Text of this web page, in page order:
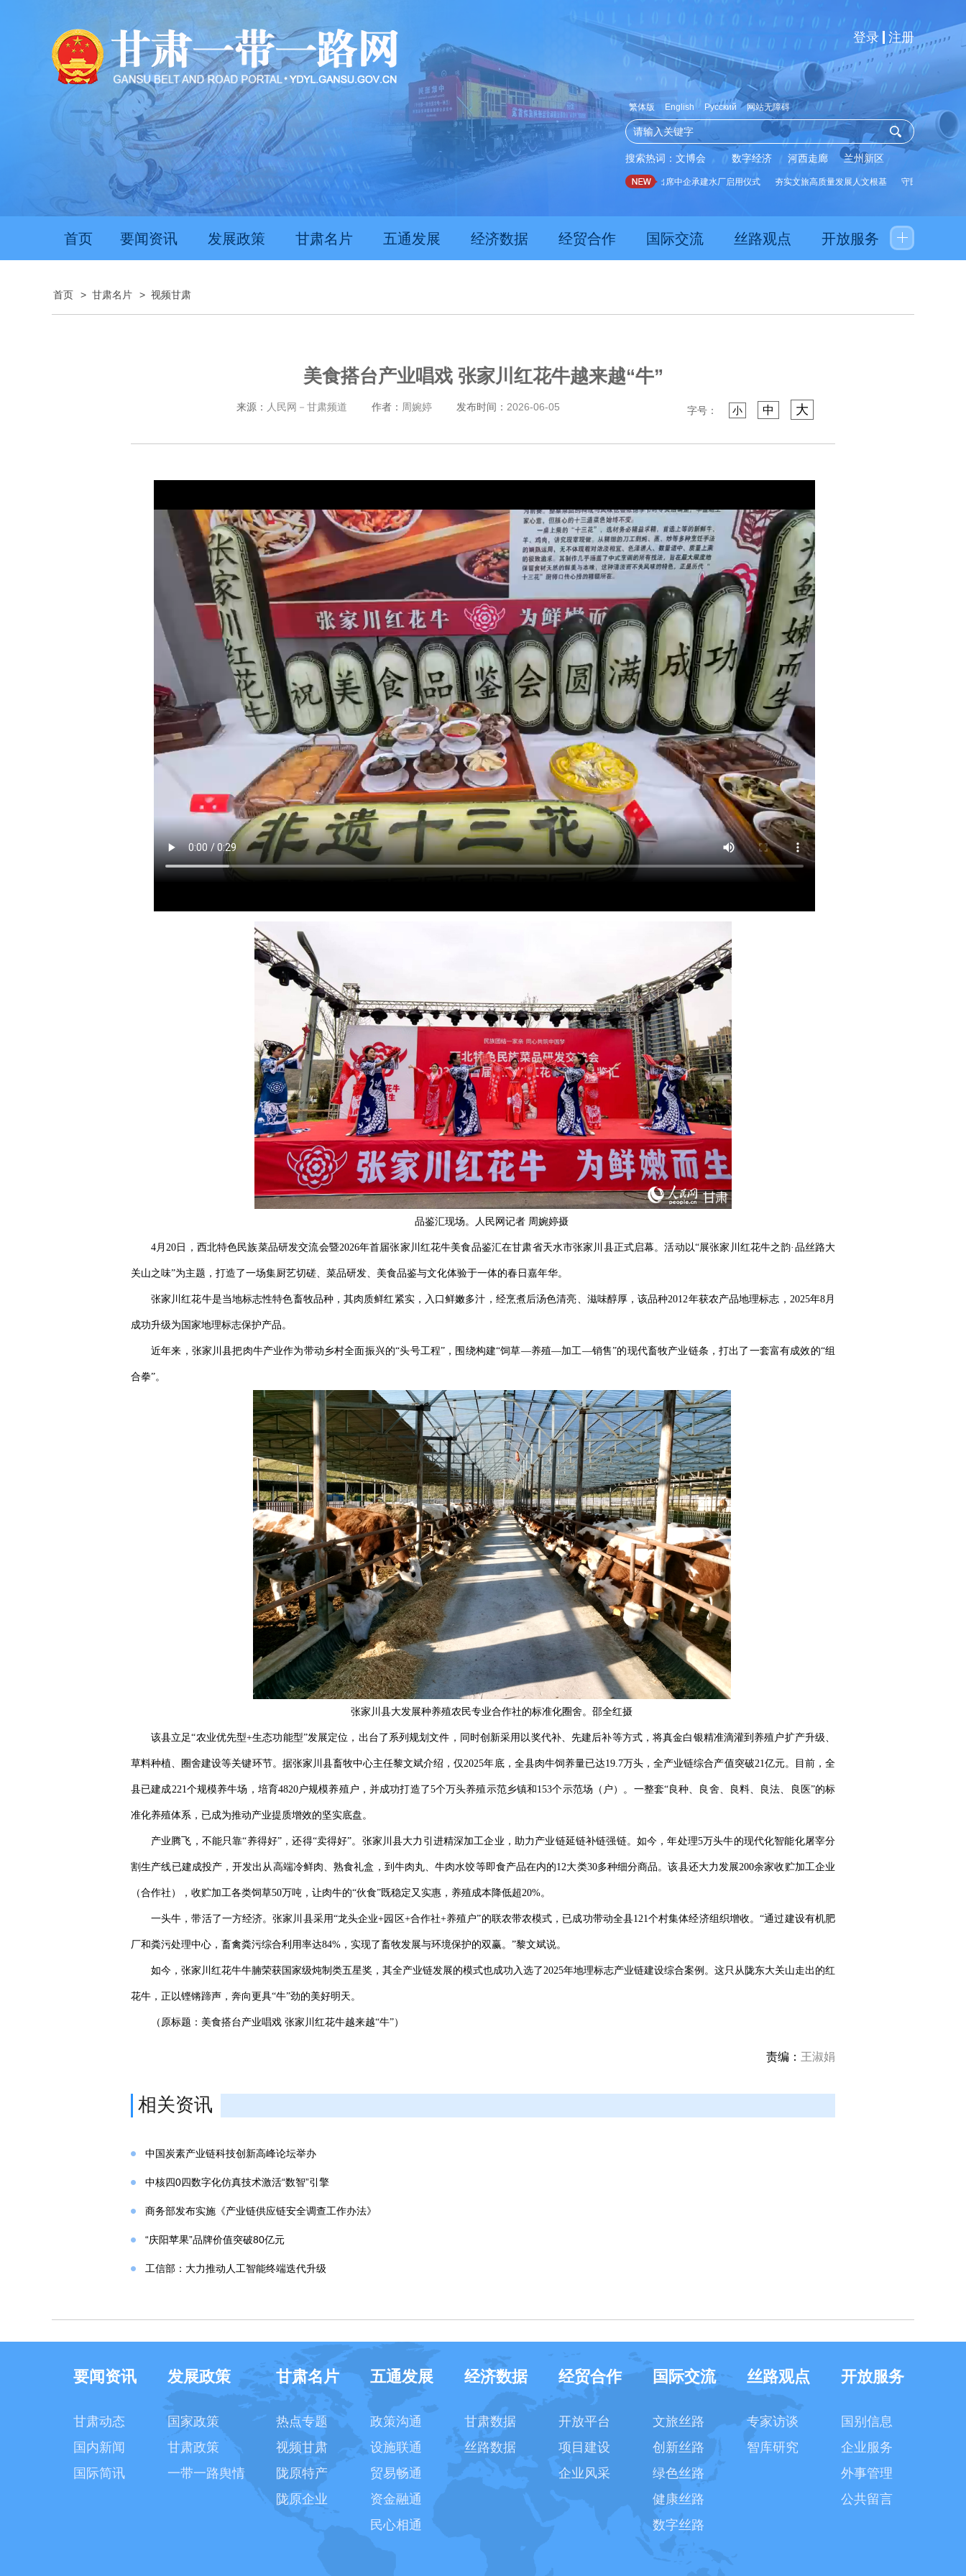
登录 注册
繁体版 English Русский 网站无障碍
搜索热词： 文博会 数字经济 河西走廊 兰州新区
推动经济持续向新向优向好发展 甘肃上半年新质生产力发展数据亮眼 刚果（金）总统出席中企承建水厂启用仪式 夯实文旅高质量发展人文根基 守民生有温度 护平安
首页 要闻资讯 发展政策 甘肃名片 五通发展 经济数据 经贸合作 国际交流 丝路观点 开放服务
首页 > 甘肃名片 > 视频甘肃
美食搭台产业唱戏 张家川红花牛越来越“牛”
来源： 人民网－甘肃频道 作者： 周婉婷 发布时间： 2026-06-05 字号： 小 中 大
品鉴汇现场。人民网记者 周婉婷摄
4月20日，西北特色民族菜品研发交流会暨2026年首届张家川红花牛美食品鉴汇‌在甘肃省天水市张家川县正式启幕。活动以“展张家川红花牛之韵·品丝路大
关山之味”为主题，打造了一场集厨艺切磋、菜品研发、美食品鉴与文化体验于一体的春日嘉年华。
张家川红花牛是当地标志性特色畜牧品种，其肉质鲜红紧实，入口鲜嫩多汁，经烹煮后汤色清亮、滋味醇厚，该品种2012年获农产品地理标志，2025年8月
成功‌升级为国家地理标志保护产品‌。
近年来，张家川县把肉牛产业作为带动乡村全面振兴的“头号工程”，围绕构建“饲草—养殖—加工—销售”的现代畜牧产业链条，打出了一套富有成效的“组
合拳”。
张家川县大发展种养殖农民专业合作社的标准化圈舍。邵全红摄
该县立足‌“农业优先型+生态功能型”发展定位，出台了系列规划文件，同时创新采用‌以奖代补、先建后补‌等方式，将真金白银精准滴灌到养殖户扩产升级、
草料种植、圈舍建设等关键环节。据张家川县畜牧中心主任黎文斌介绍，仅2025年底，全县肉牛饲养量已达‌19.7万头‌，全产业链综合产值突破‌21亿元‌。目前，全
县已建成‌221个规模养牛场‌，培育‌4820户规模养殖户‌，并成功打造了‌5个万头养殖示范乡镇‌和‌153个示范场（户）‌。一整套“良种、良舍、良料、良法、良医”的标
准化养殖体系，已成为推动产业提质增效的坚实底盘。
产业腾飞，不能只靠“养得好”，还得“卖得好”。张家川县大力引进精深加工企业，助力产业链延链补链强链。如今，‌年处理5万头牛的现代化智能化屠宰分
割生产线‌已建成投产，开发出从高端冷鲜肉、熟食礼盒，到牛肉丸、牛肉水饺等即食产品在内的‌12大类30多种细分商品。该县还大力发展‌200余家收贮加工企业
（合作社），收贮加工各类饲草50万吨，让肉牛的“伙食”既稳定又实惠，‌养殖成本降低超20%‌。
一头牛，带活了一方经济。张家川县采用‌“龙头企业+园区+合作社+养殖户”的联农带农模式，已成功带动全县‌121个村集体经济组织‌增收。“通过建设有机肥
厂和粪污处理中心，畜禽粪污综合利用率达‌84%‌，实现了畜牧发展与环境保护的双赢。”黎文斌说。
如今，张家川红花牛‌牛腩荣获国家级炖制类五星奖‌，其全产业链发展的模式也成功入选了2025年地理标志产业链建设综合案例。这只从陇东大关山走出的红
花牛，正以铿锵蹄声，奔向更具“牛”劲的美好明天。
（原标题：美食搭台产业唱戏 张家川红花牛越来越“牛”）
责编： 王淑娟
相关资讯
中国炭素产业链科技创新高峰论坛举办
中核四0四数字化仿真技术激活“数智”引擎
商务部发布实施《产业链供应链安全调查工作办法》
“庆阳苹果”品牌价值突破80亿元
工信部：大力推动人工智能终端迭代升级
要闻资讯
甘肃动态
国内新闻
国际简讯
发展政策
国家政策
甘肃政策
一带一路舆情
甘肃名片
热点专题
视频甘肃
陇原特产
陇原企业
五通发展
政策沟通
设施联通
贸易畅通
资金融通
民心相通
经济数据
甘肃数据
丝路数据
经贸合作
开放平台
项目建设
企业风采
国际交流
文旅丝路
创新丝路
绿色丝路
健康丝路
数字丝路
丝路观点
专家访谈
智库研究
开放服务
国别信息
企业服务
外事管理
公共留言